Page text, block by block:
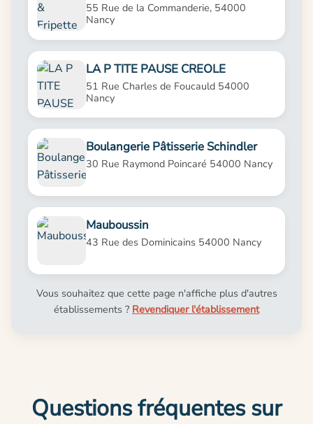
55 Rue de la Commanderie, 54000
Nancy
LA P TITE PAUSE CREOLE
51 Rue Charles de Foucauld 54000
Nancy
Boulangerie Pâtisserie Schindler
30 Rue Raymond Poincaré 54000 Nancy
Mauboussin
43 Rue des Dominicains 54000 Nancy
Vous souhaitez que cette page n'affiche plus d'autres
établissements ? Revendiquer l'établissement
Questions fréquentes sur